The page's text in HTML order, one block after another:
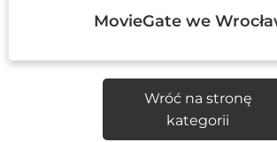
MovieGate we
Wróć na stronę
kategorii